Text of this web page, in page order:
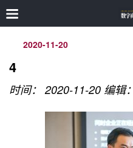
2020-11-20
4
时间： 2020-11-20 编辑：